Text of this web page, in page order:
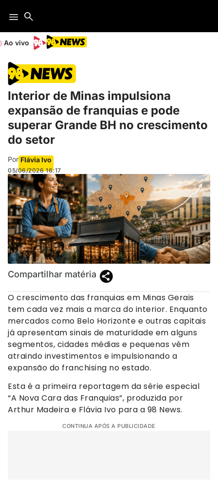
Ao vivo
Interior de Minas impulsiona
expansão de franquias e pode
superar Grande BH no crescimento
do setor
Por Flávia Ivo
05/06/2026 16:17
Compartilhar matéria
O crescimento das franquias em Minas Gerais
tem cada vez mais a marca do interior. Enquanto
mercados como Belo Horizonte e outras capitais
já apresentam sinais de maturidade em alguns
segmentos, cidades médias e pequenas vêm
atraindo investimentos e impulsionando a
expansão do franchising no estado.
Esta é a primeira reportagem da série especial
“A Nova Cara das Franquias”, produzida por
Arthur Madeira e Flávia Ivo para a 98 News.
CONTINUA APÓS A PUBLICIDADE